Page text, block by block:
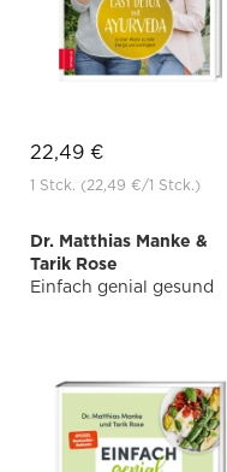
22,49 €
1 Stck. (22,49 €/1 Stck.)
Dr. Matthias Manke &
Tarik Rose
Einfach genial gesund